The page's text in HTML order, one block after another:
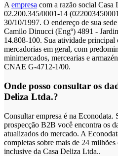
Aempresa com a razão social
02.200.345/0001-14
30/10/1997. O endereço de sua
Camilo Dinucci (Engº) 4891 -
14.808-100. Sua atividade principal
mercadorias em geral, com
minimercados, mercearias e
CNAE G-4712-1/00.
Onde posso consultar os
Deliza Ltda.?
Consultar empresa é na Econodata.
prospecção B2B você encontra os
atualizados do mercado. A
completas sobre mais de 24
inclusive da Casa Deliza Ltda..